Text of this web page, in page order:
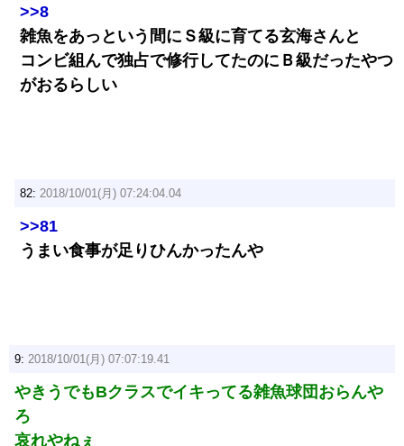
>>8
雑魚をあっという間にＳ級に育てる玄海さんと
コンビ組んで独占で修行してたのにＢ級だったやつ
がおるらしい
82: 2018/10/01(月) 07:24:04.04
>>81
うまい食事が足りひんかったんや
9: 2018/10/01(月) 07:07:19.41
やきうでもBクラスでイキってる雑魚球団おらんや
ろ
哀れやねぇ